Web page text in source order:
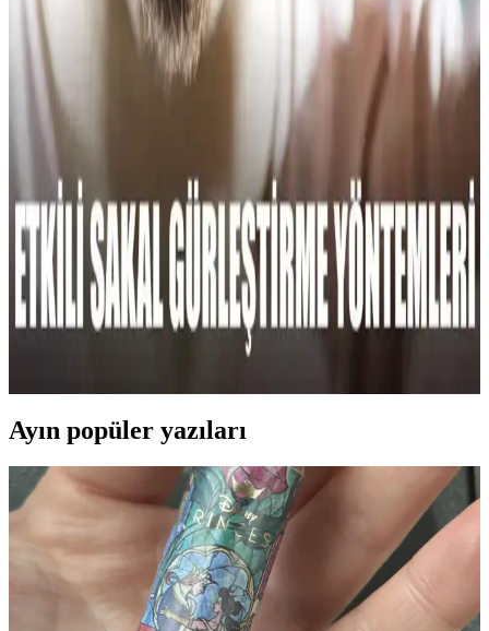
Genel Markalar'ın Siyah Sakal Tıraş Fırçası 771, dayanıklı yapısı ve
ergonomik tasarımıyla sakal bakımını kolaylaştırır, cilt sağlığını
destekler ve uzun ömürlü kullanım sağlar.
Proraso Wood Spice Sakal Şampuanı 200ml Doğal
İçeriklerle Erkek Bakımında Yeni Bir Dönem
Proraso Wood Spice sakal şampuanı, doğal içeriklerle güçlendirilmiş
ve ferahlatıcı aromasıyla sakal bakımını yeni seviyeye taşıyan
200ml'lik ürün. Kepek ve kuruluğa karşı etkili, düzenli kullanımda
yumuşak ve parlak sakallar sağlar.
Sakal Gürleştirme: Güncel Durum, Bilgi Eksikliği ve
Araştırma Gerekliliği
Sakal gürleştirme konusunda güncel bilgi ve ürün eksikliği dikkat
çekiyor. Erkek bakımında etkili yöntemler ve güvenilir içeriklerin
Ayın popüler yazıları